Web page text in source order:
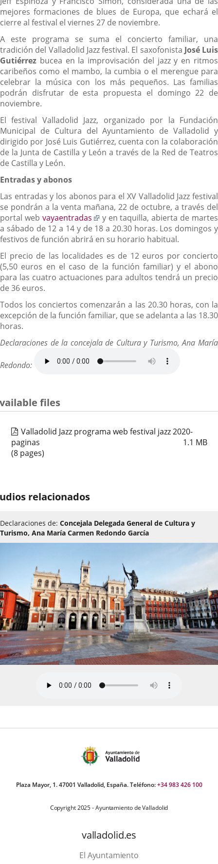
mejores formaciones de blues de Europa, que echará el
cierre al festival el viernes 27 de noviembre.
A este programa se suma el concierto familiar, una
tradición del Valladolid Jazz festival. El saxofonista José Luis
Gutiérrez bucea en la improvisación del jazz y en ritmos
caribeños como el mambo, la cumbia o el merengue para
celebrar la música con los más pequeños. Las familias
podrán disfrutar de esta propuesta el domingo 22 de
noviembre.
El festival Valladolid Jazz, organizado por la Fundación
Municipal de Cultura del Ayuntamiento de Valladolid y
dirigido por José Luis Gutiérrez, cuenta con la colaboración
de la Junta de Castilla y León a través de la Red de Teatros
de Castilla y León.
Entradas y abonos
Las entradas y los abonos para el XV Valladolid Jazz festival
se pondrán a la venta mañana, 22 de octubre, a través del
portal web vayaentradas
Enlace
a
una
externa.
y en taquilla, abierta de martes
a sábado de 12 a 14 y de 18 a 20.30 horas. Los domingos y
festivos de función abrirá en su horario habitual.
El precio de las localidades es de 12 euros por concierto
(5,50 euros en el caso de la función familiar) y el abono
para las cuatro actuaciones para adultos tendrá un precio
de 36 euros.
Todos los conciertos comenzarán a las 20.30 horas, con la
excepción de la función familiar, que se adelanta a las 18.30
horas.
Declaraciones de la concejala de Cultura y Turismo, Ana María
Redondo:
files
Valladolid Jazz programa web festival jazz 2020-
paginas
1.1 MB
(8 pages)
relacionados
Declaraciones de: Concejala Delegada General de Cultura y
Turismo, Ana María Carmen Redondo García
Plaza Mayor, 1. 47001 Valladolid, España. Teléfono:+34 983 426 100
Copyright 2025 - Ayuntamiento de Valladolid
valladolid.es
El Ayuntamiento